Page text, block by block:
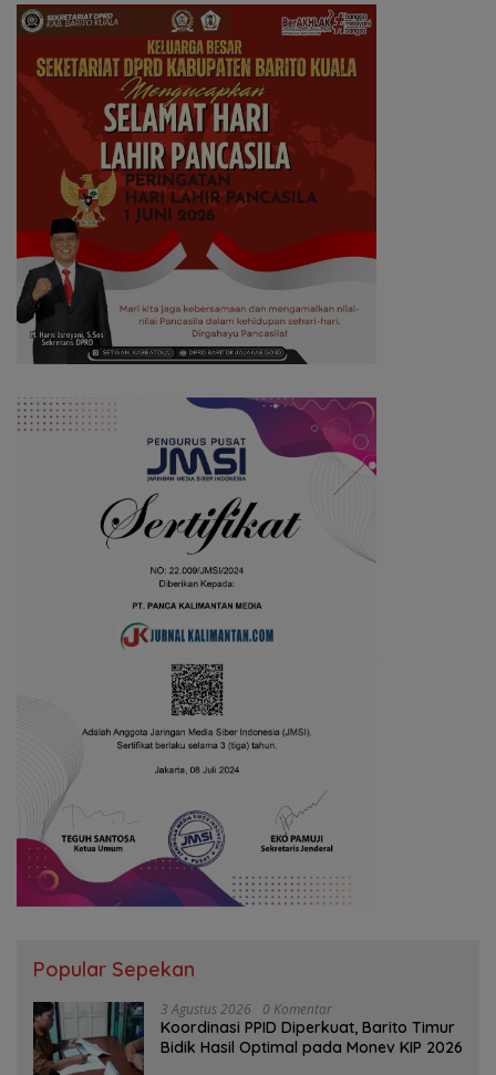
Popular Sepekan
3 Agustus 2026 0 Komentar
Koordinasi PPID Diperkuat, Barito Timur
Bidik Hasil Optimal pada Monev KIP 2026